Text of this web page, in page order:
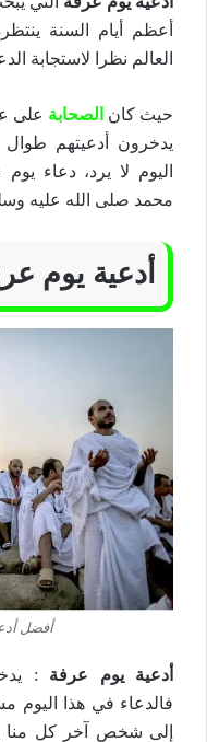
أعظم أيام السنة
العالم نظرا لاستجابة
حيث كان الصحابة على
يدخرون أدعيتهم
اليوم لا يرد، دعاء
محمد صلى الله عليه
أدعية يوم
أفضل
أدعية يوم عرفة :
فالدعاء في هذا
إلى شخص آخر كل منا